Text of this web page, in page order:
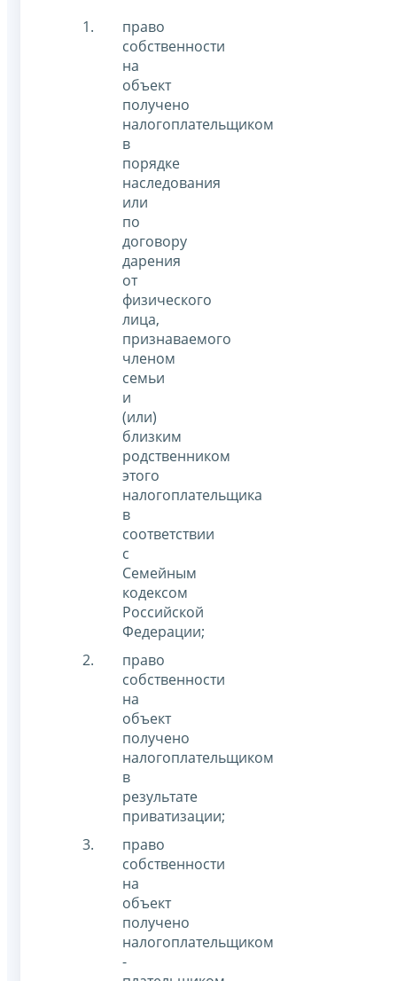
право
собственности
на
объект
получено
налогоплательщиком
в
порядке
наследования
или
по
договору
дарения
от
физического
лица,
признаваемого
членом
семьи
и
(или)
близким
родственником
этого
налогоплательщика
в
соответствии
с
Семейным
кодексом
Российской
Федерации;
право
собственности
на
объект
получено
налогоплательщиком
в
результате
приватизации;
право
собственности
на
объект
получено
налогоплательщиком
-